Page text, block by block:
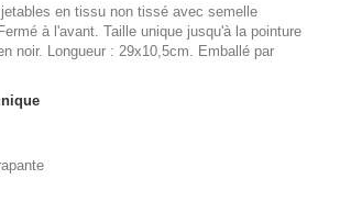
en tissu non tissé avec semelle
à l'avant. Taille unique jusqu'à la pointure
noir. Longueur : 29x10,5cm. Emballé par